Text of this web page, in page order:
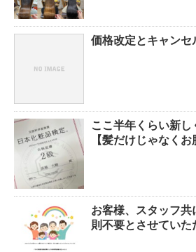
価格改定とキャンセ
ここ半年くらい新し
【髪だけじゃなくお
お客様、スタッフ
則不要とさせていた